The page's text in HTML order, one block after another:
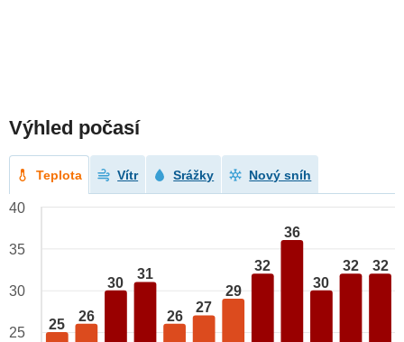
Výhled počasí
Teplota Vítr Srážky Nový sníh
25
26
30
31
26
27
29
32
36
30
32 32
40
35
30
25